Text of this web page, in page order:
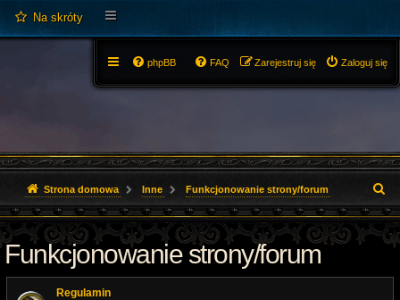
Na skróty
Zaloguj się
Zarejestruj się
FAQ
phpBB
Strona domowa Inne Funkcjonowanie strony/forum
z
u
Funkcjonowanie strony/forum
Regulamin